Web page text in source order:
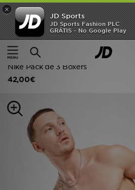
×
JD Sports
JD Sports Fashion PLC
GRÁTIS - No Google Play
Página principal
Homem
Nike Pack de 3 Boxers
42,00€
INÍCIO
Promoções
NOVIDADES
MULHER
CRIANÇA